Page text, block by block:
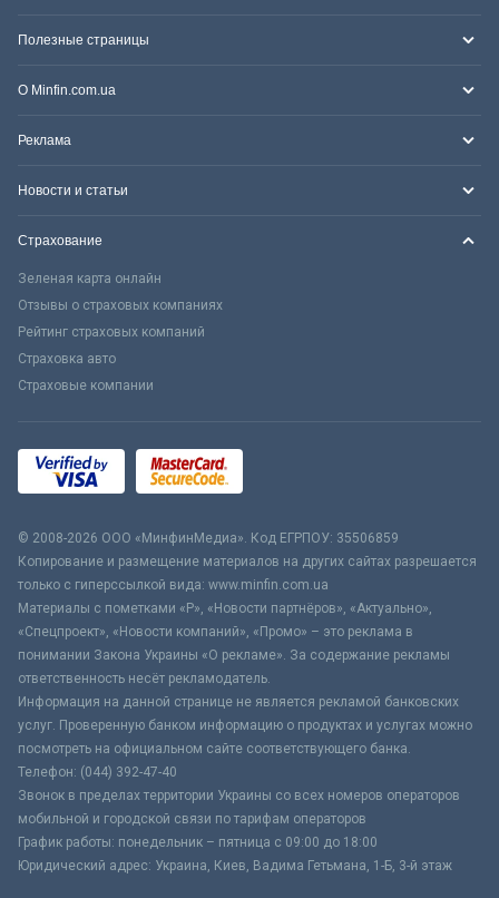
Полезные страницы
О Minfin.com.ua
Реклама
Новости и статьи
Страхование
Зеленая карта онлайн
Отзывы о страховых компаниях
Рейтинг страховых компаний
Страховка авто
Страховые компании
© 2008-2026 ООО «МинфинМедиа». Код ЕГРПОУ: 35506859
Копирование и размещение материалов на других сайтах разрешается
только с гиперссылкой вида: www.minfin.com.ua
Материалы с пометками «Р», «Новости партнёров», «Актуально»,
«Спецпроект», «Новости компаний», «Промо» – это реклама в
понимании Закона Украины «О рекламе». За содержание рекламы
ответственность несёт рекламодатель.
Информация на данной странице не является рекламой банковских
услуг. Проверенную банком информацию о продуктах и услугах можно
посмотреть на официальном сайте соответствующего банка.
Телефон: (044) 392-47-40
Звонок в пределах территории Украины со всех номеров операторов
мобильной и городской связи по тарифам операторов
График работы: понедельник – пятница с 09:00 до 18:00
Юридический адрес: Украина, Киев, Вадима Гетьмана, 1-Б, 3-й этаж